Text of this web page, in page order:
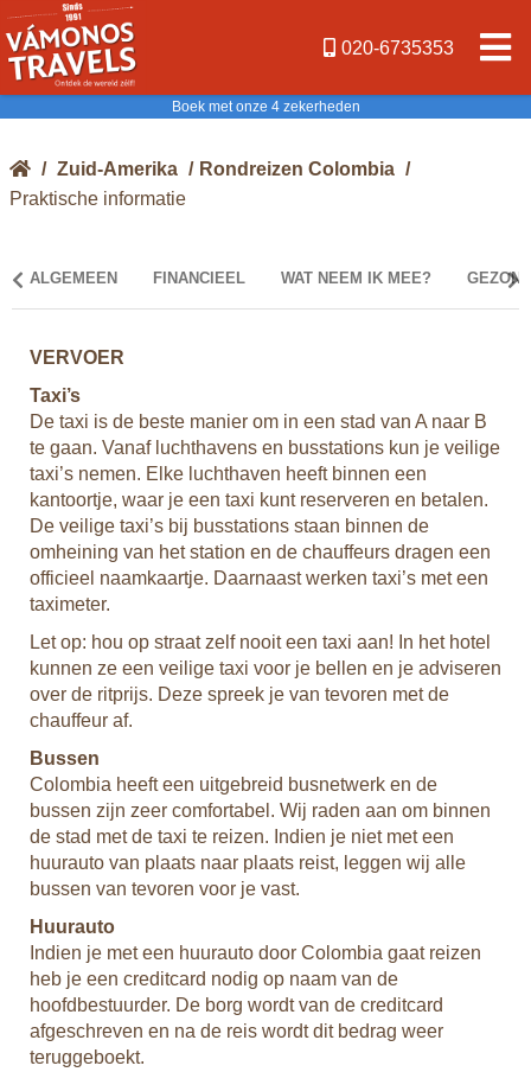
020-6735353
Boek met onze 4 zekerheden
/ Zuid-Amerika / Rondreizen Colombia /
Praktische informatie
ALGEMEEN FINANCIEEL WAT NEEM IK MEE?
VERVOER
Taxi’s
De taxi is de beste manier om in een stad van A naar B
te gaan. Vanaf luchthavens en busstations kun je veilige
taxi’s nemen. Elke luchthaven heeft binnen een
kantoortje, waar je een taxi kunt reserveren en betalen.
De veilige taxi’s bij busstations staan binnen de
omheining van het station en de chauffeurs dragen een
officieel naamkaartje. Daarnaast werken taxi’s met een
taximeter.
Let op: hou op straat zelf nooit een taxi aan! In het hotel
kunnen ze een veilige taxi voor je bellen en je adviseren
over de ritprijs. Deze spreek je van tevoren met de
chauffeur af.
Bussen
Colombia heeft een uitgebreid busnetwerk en de
bussen zijn zeer comfortabel. Wij raden aan om binnen
de stad met de taxi te reizen. Indien je niet met een
huurauto van plaats naar plaats reist, leggen wij alle
bussen van tevoren voor je vast.
Huurauto
Indien je met een huurauto door Colombia gaat reizen
heb je een creditcard nodig op naam van de
hoofdbestuurder. De borg wordt van de creditcard
afgeschreven en na de reis wordt dit bedrag weer
teruggeboekt.